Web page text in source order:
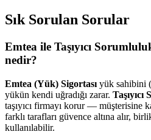
Sık Sorulan Sorular
Emtea ile Taşıyıcı
nedir?
Emtea (Yük) Sigortası yük sahibini
yükün kendi uğradığı zarar.
taşıyıcı firmayı korur — müşterisine
farklı tarafları güvence altına alır,
kullanılabilir.